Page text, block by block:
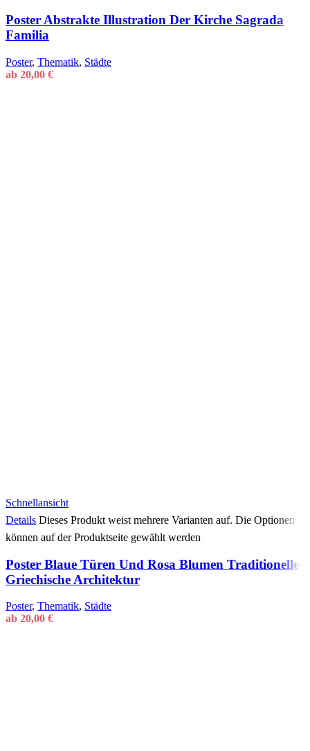
Poster Abstrakte Illustration Der Kirche Sagrada
Familia
Poster, Thematik, Städte
ab 20,00 €
Schnellansicht
Details Dieses Produkt weist mehrere Varianten auf. Die Optionen
können auf der Produktseite gewählt werden
Poster Blaue Türen Und Rosa Blumen Traditionelle
Griechische Architektur
Poster, Thematik, Städte
ab 20,00 €